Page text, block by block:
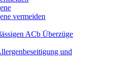
vermeiden
ACb Überzüge
und